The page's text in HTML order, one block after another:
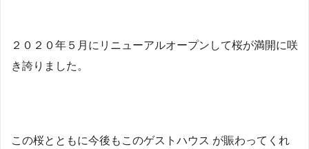
２０２０年５月にリニューアルオープンして桜が満開に咲
き誇りました。
この桜とともに今後もこのゲストハウス が賑わってくれ